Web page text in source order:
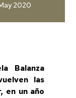
2020
Balanza
las
en un año